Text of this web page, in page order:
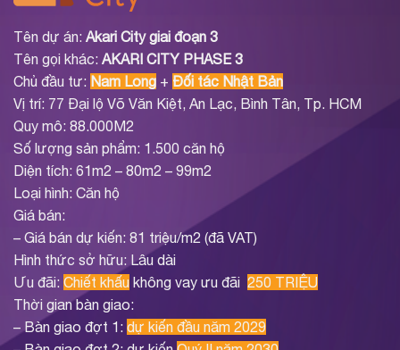
Tên dự án: Akari City giai đoạn 3
Tên gọi khác: AKARI CITY PHASE 3
Chủ đầu tư: Nam Long + Đối tác Nhật Bản
Vị trí: 77 Đại lộ Võ Văn Kiệt, An Lạc, Bình Tân, Tp. HCM
Quy mô: 88.000M2
Số lượng sản phẩm: 1.500 căn hộ
Diện tích: 61m2 – 80m2 – 99m2
Loại hình: Căn hộ
Giá bán:
– Giá bán dự kiến: 81 triệu/m2 (đã VAT)
Hình thức sở hữu: Lâu dài
Ưu đãi: Chiết khấu không vay ưu đãi 250 TRIỆU
Thời gian bàn giao:
– Bàn giao đợt 1: dự kiến đầu năm 2029